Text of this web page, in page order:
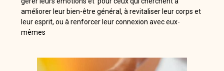
améliorer leur bien-être général, à revitaliser leur corps et
leur esprit, ou à renforcer leur connexion avec eux-
mêmes